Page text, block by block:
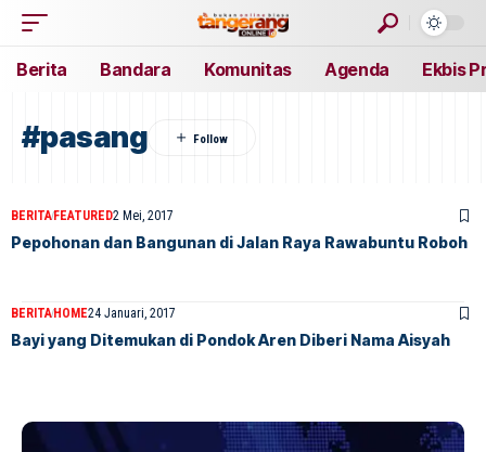
Berita Bandara Komunitas Agenda Ekbis
#pasang
BERITAFEATURED2 Mei, 2017
Pepohonan dan Bangunan di Jalan Raya Rawabuntu Roboh
BERITAHOME24 Januari, 2017
Bayi yang Ditemukan di Pondok Aren Diberi Nama Aisyah